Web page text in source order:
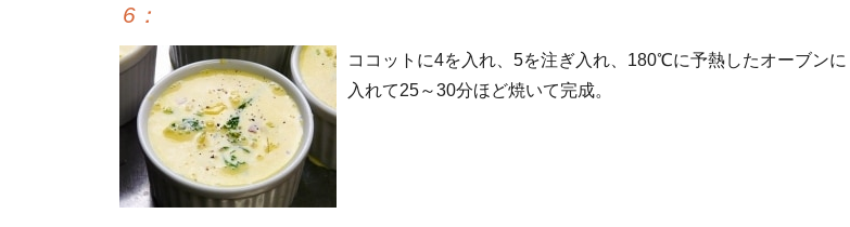
6 ：
ココットに4を入れ、5を注ぎ入れ、180℃に予熱したオーブンに
入れて25～30分ほど焼いて完成。